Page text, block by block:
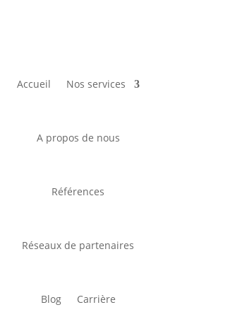
Accueil Nos services
A propos de nous
Références
Réseaux de partenaires
Blog Carrière